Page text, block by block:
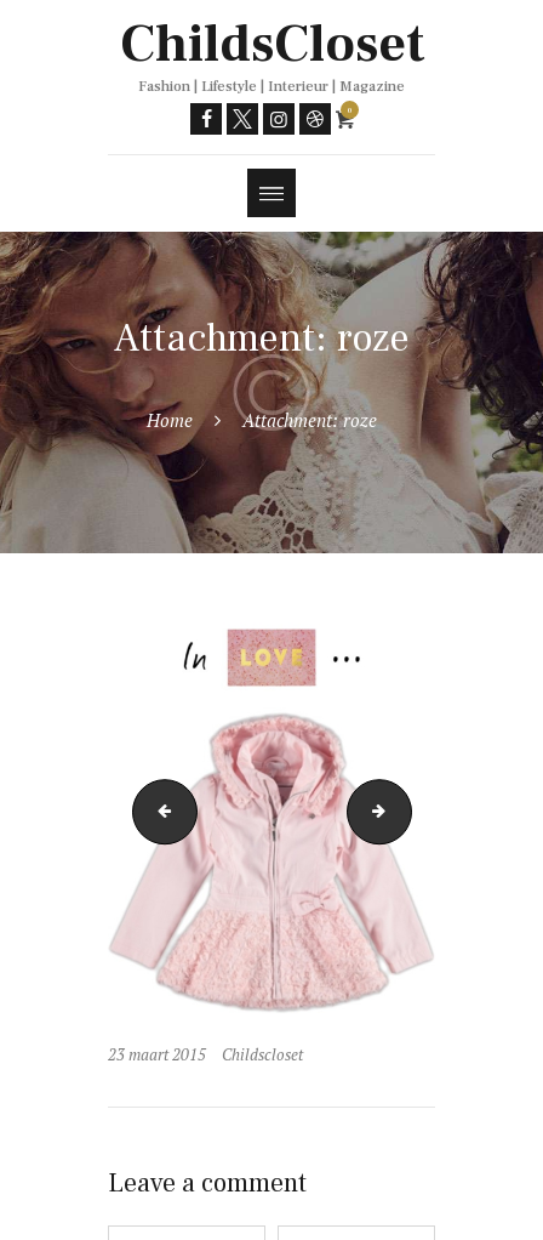
ChildsCloset
Fashion | Lifestyle | Interieur | Magazine
0
Attachment: roze
Home Attachment: roze
golden P1050626-1
23 maart 2015 Childscloset
Leave a comment